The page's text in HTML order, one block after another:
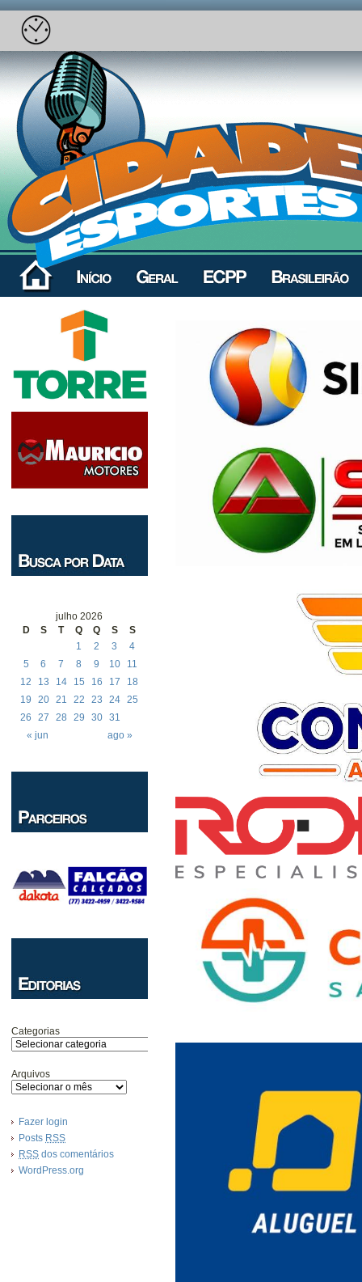
julho 2026
D
S T Q Q S S
« jun ago »
1 2 3
4
5
6 7 8 9 10
11
12
13 14 15 16 17
18
19
20 21 22 23 24 25
26
27 28 29 30 31
Categorias
Arquivos
Fazer login
Posts RSS
RSS dos comentários
WordPress.org